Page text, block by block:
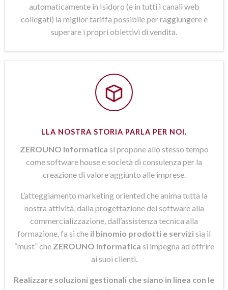
automaticamente in Isidoro (e in tutti i canali web
collegati) la miglior tariffa possibile per raggiungere e
superare i propri obiettivi di vendita.
LLA NOSTRA STORIA PARLA PER NOI.
ZEROUNO Informatica si propone allo stesso tempo
come software house e società di consulenza per la
creazione di valore aggiunto alle imprese.
L’atteggiamento marketing oriented che anima tutta la
nostra attività, dalla progettazione dei software alla
commercializzazione, dall’assistenza tecnica alla
formazione, fa si che il binomio prodotti e servizisia il
“must” che ZEROUNO Informatica si impegna ad offrire
ai suoi clienti.
Realizzare soluzioni gestionali che siano in linea con le